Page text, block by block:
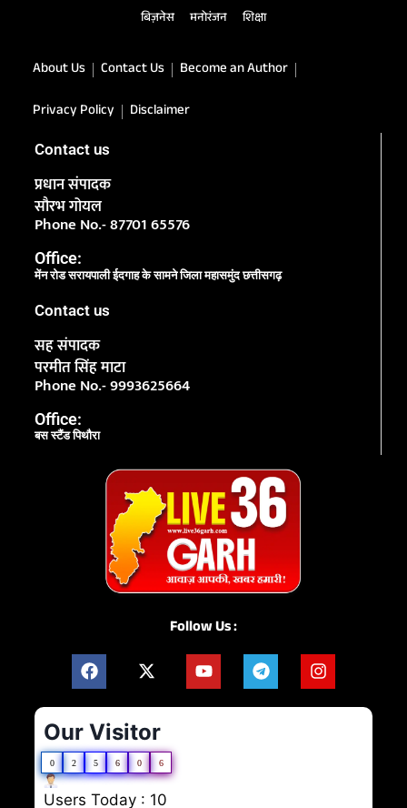
बिज़नेस मनोरंजन शिक्षा
About Us Contact Us
Become an Author
Privacy Policy
Disclaimer
Contact us
प्रधान संपादक
सौरभ गोयल
Phone No.- 87701 65576
Office:
मेंन रोड सरायपाली ईदगाह के सामने जिला महासमुंद छत्तीसगढ़
Contact us
सह संपादक
परमीत सिंह माटा
Phone No.- 9993625664
Office:
बस स्टैंड पिथौरा
Follow Us :
Our Visitor
0 2 5 6 0 6
Users Today : 10